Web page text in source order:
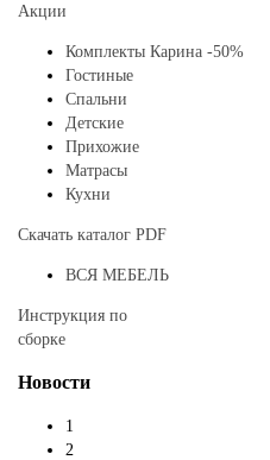
Акции
Комплекты Карина -50%
Гостиные
Спальни
Детские
Прихожие
Матрасы
Кухни
Скачать каталог PDF
ВСЯ МЕБЕЛЬ
Инструкция по
сборке
Новости
1
2